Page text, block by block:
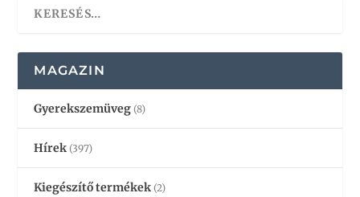
MAGAZIN
Gyerekszemüveg (8)
Hírek (397)
Kiegészítő termékek (2)